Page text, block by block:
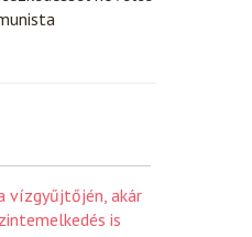
vízgyűjtőjén, akár
is